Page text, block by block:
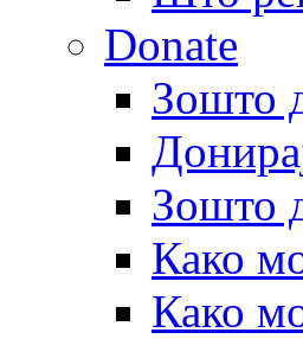
Donate
Зошто
Зошто
Како
Како